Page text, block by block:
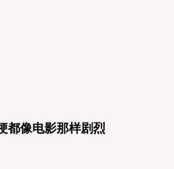
都像电影那样剧烈